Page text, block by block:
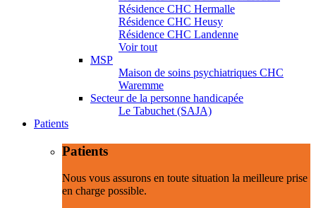
Résidence CHC Hermalle
Résidence CHC Heusy
Résidence CHC Landenne
Voir tout
MSP
Maison de soins psychiatriques CHC
Waremme
Secteur de la personne handicapée
Le Tabuchet (SAJA)
Patients
Patients
Nous vous assurons en toute situation la meilleure prise
en charge possible.